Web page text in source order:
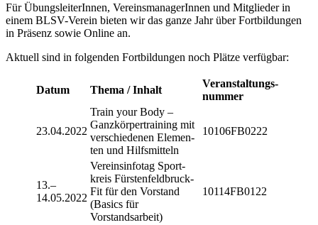
Für Übungs­lei­te­rIn­nen, Vereins­ma­na­ge­rIn­nen und Mitglie­der in
einem BLSV-Verein bieten wir das ganze Jahr über Fort­bil­dun­gen
in Präsenz sowie Online an.
Aktu­ell sind in folgen­den Fort­bil­dun­gen noch Plätze verfügbar:
Datum Thema / Inhalt
Veran­stal­tungs­
num­mer
23.04.2022
Train your Body –
Ganz­kör­per­trai­ning mit
verschie­de­nen Elemen­
ten und Hilfsmitteln
10106FB0222
13.–
14.05.2022
Verein­sin­fo­tag Sport­
kreis Fürs­ten­feld­bruck-
Fit für den Vorstand
(Basics für
Vorstandsarbeit)
10114FB0122